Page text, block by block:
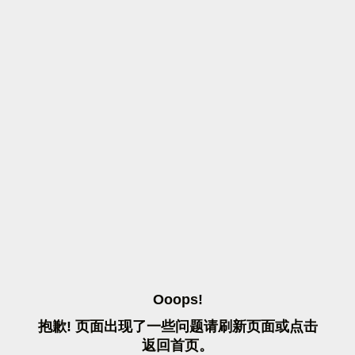
OOOPS!
抱歉! 页面出现了一些问题请刷 新页面或点击
返 回首页。